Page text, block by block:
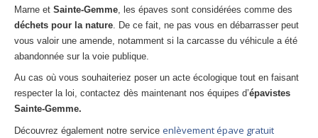
Marne et Sainte-Gemme, les épaves sont considérées comme des
déchets pour la nature. De ce fait, ne pas vous en débarrasser peut
vous valoir une amende, notamment si la carcasse du véhicule a été
abandonnée sur la voie publique.
Au cas où vous souhaiteriez poser un acte écologique tout en faisant
respecter la loi, contactez dès maintenant nos équipes d’épavistes
Sainte-Gemme.
Découvrez également notre service enlèvement épave gratuit